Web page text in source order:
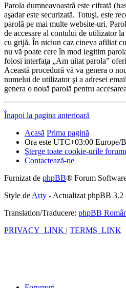
Parola dumneavoastră este cifrată
aşadar este securizată. Totuşi, este
parolă pe mai multe website-uri.
de accesare al contului de utilizator
cu grijă. În niciun caz cineva afiliat
nu vă poate cere în mod legitim
folosi interfaţa „Am uitat parola”
Această procedură vă va genera o
numelui de utilizator şi a adresei
genera o nouă parolă pentru
Înapoi la pagina anterioară
Acasă Prima pagină
Ora este UTC+03:00 Europe/
Şterge toate cookie-urile
Contactează-ne
Furnizat de phpBB® Forum
Style de Arty - Actualizat phpBB 3.2
Translation/Traducere: phpBB
PRIVACY_LINK | TERMS_LINK